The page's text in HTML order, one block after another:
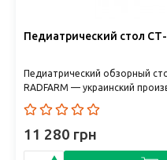
Педиатрический стол
Педиатрический обзорный
RADFARM — украинский
объединяющий без..
11 280 грн